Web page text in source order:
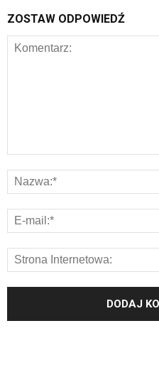
ZOSTAW ODPOWIEDŹ